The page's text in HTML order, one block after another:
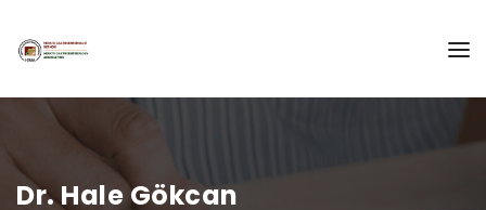
Dr. Hale Gökcan